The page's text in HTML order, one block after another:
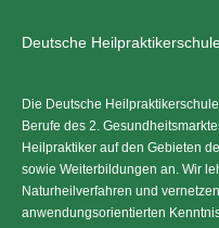
Deutsche
Die Deutsche
Berufe des 2.
Heilpraktiker auf den Gebieten
sowie Weiterbildungen an. Wir
Naturheilverfahren und
anwendungsorientierten